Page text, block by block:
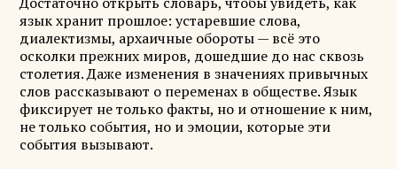
язык хранит прошлое: устаревшие слова,
диалектизмы, архаичные обороты — всё это
осколки прежних миров, дошедшие до нас сквозь
столетия. Даже изменения в значениях привычных
слов рассказывают о переменах в обществе. Язык
фиксирует не только факты, но и отношение к ним,
не только события, но и эмоции, которые эти
события вызывают.